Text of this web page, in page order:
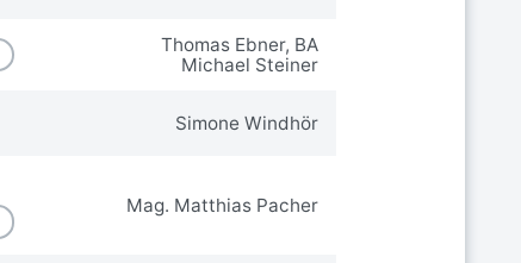
Thomas Ebner, BA
Michael Steiner
Simone Windhör
Mag. Matthias Pacher